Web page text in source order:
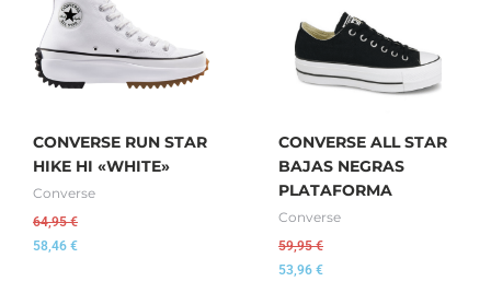
CONVERSE RUN STAR
HIKE HI «WHITE»
Converse
64,95€
58,46 €
CONVERSE ALL STAR
BAJAS NEGRAS
PLATAFORMA
Converse
59,95€
53,96 €